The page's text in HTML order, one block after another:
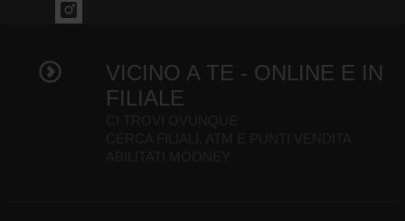
VICINO A TE - ONLINE E IN
FILIALE